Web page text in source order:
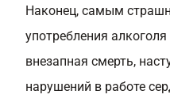
Наконец, самым
употребления
внезапная смерть,
нарушений в работе